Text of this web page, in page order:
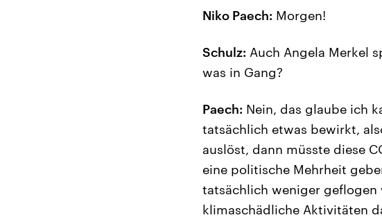
Niko Paech: Morgen!
Schulz: Auch Angela Merkel
was in Gang?
Paech: Nein, das glaube ich
tatsächlich etwas bewirkt,
auslöst, dann müsste diese
eine politische Mehrheit
tatsächlich weniger
klimaschädliche Aktivitäten